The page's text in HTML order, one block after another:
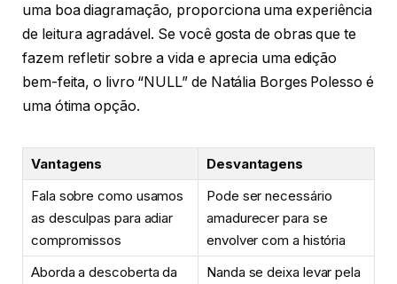
uma boa diagramação, proporciona uma experiência
de leitura agradável. Se você gosta de obras que te
fazem refletir sobre a vida e aprecia uma edição
bem-feita, o livro “NULL” de Natália Borges Polesso é
uma ótima opção.
Vantagens
Desvantagens
Fala sobre como usamos
as desculpas para adiar
compromissos
Pode ser necessário
amadurecer para se
envolver com a história
Aborda a descoberta da
Nanda se deixa levar pela